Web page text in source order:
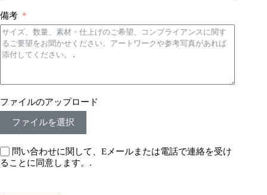
備考
ファイルのアップロード
ファイルを選択
問い合わせに関して、Eメールまたは電話で連絡を受け
ることに同意します。.